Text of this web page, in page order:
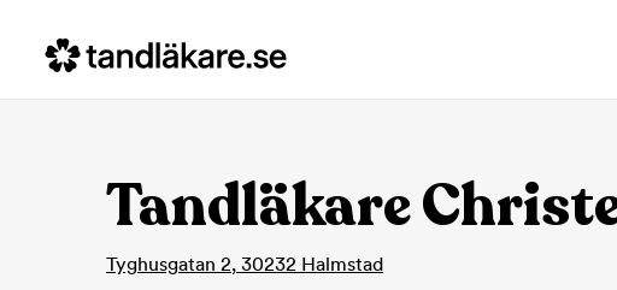
Tandläkare
Tyghusgatan 2, 30232 Halmstad